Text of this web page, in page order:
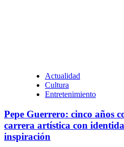
Actualidad
Cultura
Entretenimiento
Pepe Guerrero: cinco años
carrera artística con
inspiración